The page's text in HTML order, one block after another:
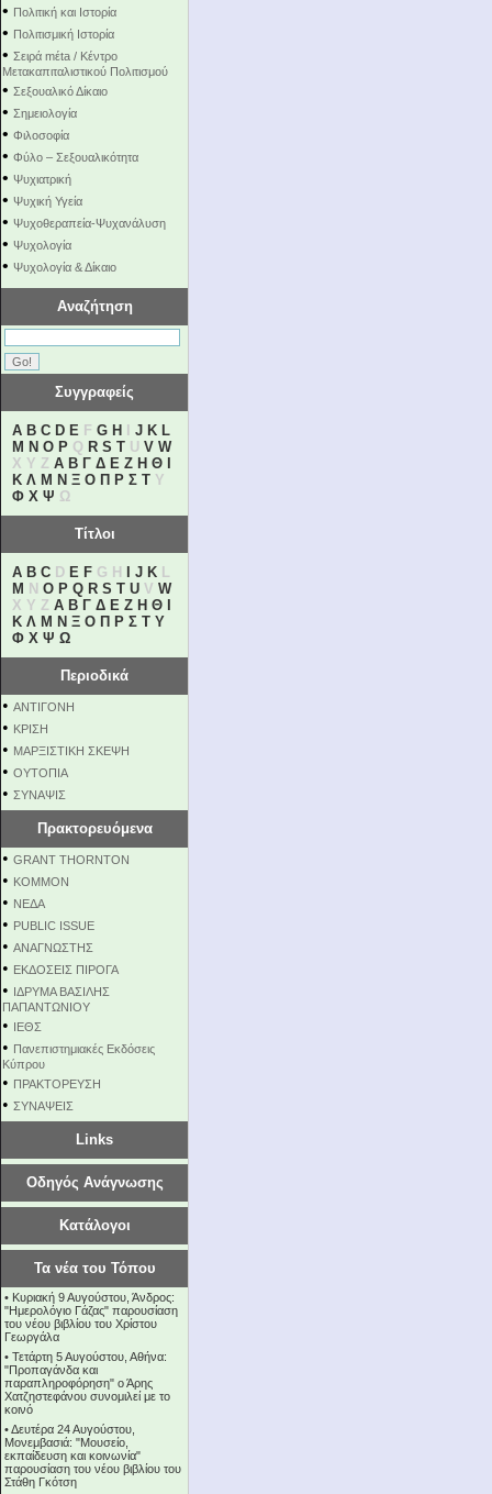
• Πολιτική και Ιστορία
• Πολιτισμική Ιστορία
• Σειρά mέta / Κέντρο
Μετακαπιταλιστικού Πολιτισμού
• Σεξουαλικό Δίκαιο
• Σημειολογία
• Φιλοσοφία
• Φύλο – Σεξουαλικότητα
• Ψυχιατρική
• Ψυχική Υγεία
• Ψυχοθεραπεία-Ψυχανάλυση
• Ψυχολογία
• Ψυχολογία & Δίκαιο
Αναζήτηση
Συγγραφείς
A B C D E F G H J K L
M N O P Q R S T U V W
X Y Z Α Β Γ Δ Ε Ζ Η Θ
Κ Λ Μ Ν Ξ Ο Π Ρ Σ Τ Υ
Φ Χ Ψ Ω
Τίτλοι
A B C D E F G H J K L
M N O P Q R S T U V W
X Y Z Α Β Γ Δ Ε Ζ Η Θ
Κ Λ Μ Ν Ξ Ο Π Ρ Σ Τ Υ
Φ Χ Ψ Ω
Περιοδικά
• ΑΝΤΙΓΟΝΗ
• ΚΡΙΣΗ
• ΜΑΡΞΙΣΤΙΚΗ ΣΚΕΨΗ
• ΟΥΤΟΠΙΑ
• ΣΥΝΑΨΙΣ
Πρακτορευόμενα
• GRANT THORNTON
• KOMMON
• NEΔΑ
• PUBLIC ISSUE
• ΑΝΑΓΝΩΣΤΗΣ
• ΕΚΔΟΣΕΙΣ ΠΙΡΟΓΑ
• ΙΔΡΥΜΑ ΒΑΣΙΛΗΣ
ΠΑΠΑΝΤΩΝΙΟΥ
• ΙΕΘΣ
• Πανεπιστημιακές Εκδόσεις
Κύπρου
• ΠΡΑΚΤΟΡΕΥΣΗ
• ΣΥΝΑΨΕΙΣ
Links
Οδηγός Ανάγνωσης
Κατάλογοι
Τα νέα του Τόπου
• Κυριακή 9 Αυγούστου, Άνδρος:
"Ημερολόγιο Γάζας" παρουσίαση
του νέου βιβλίου του Χρίστου
Γεωργάλα
• Τετάρτη 5 Αυγούστου, Αθήνα:
"Προπαγάνδα και
παραπληροφόρηση" ο Άρης
Χατζηστεφάνου συνομιλεί με το
κοινό
•Δευτέρα 24 Αυγούστου,
Μονεμβασιά: "Μουσείο,
εκπαίδευση και κοινωνία"
παρουσίαση του νέου βιβλίου του
Στάθη Γκότση